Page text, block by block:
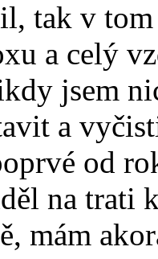
tak v
a celý
jsem
a
od
na trati
mám